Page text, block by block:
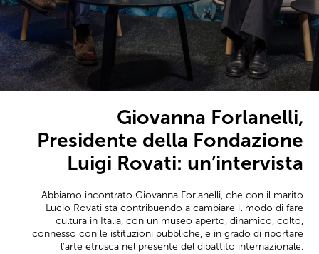
Giovanna Forlanelli,
Presidente della Fondazione
Luigi Rovati: un’intervista
Abbiamo incontrato Giovanna Forlanelli, che con il marito
Lucio Rovati sta contribuendo a cambiare il modo di fare
cultura in Italia, con un museo aperto, dinamico, colto,
connesso con le istituzioni pubbliche, e in grado di riportare
l'arte etrusca nel presente del dibattito internazionale.